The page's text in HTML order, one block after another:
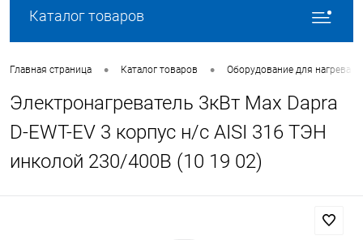
Каталог товаров
Главная страница • Каталог товаров • Оборудование для нагрева
Электронагреватель 3кВт Max Dapra
D-EWT-EV 3 корпус н/с AISI 316 ТЭН
инколой 230/400В (10 19 02)